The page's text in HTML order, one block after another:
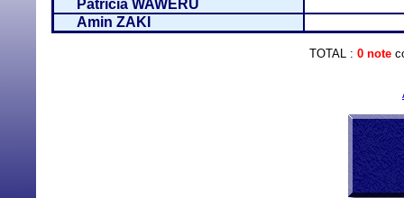
Patricia WAWERU
Amin ZAKI
TOTAL : 0 note